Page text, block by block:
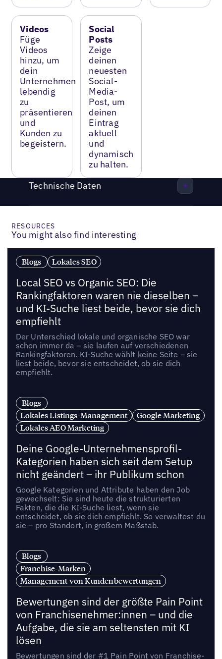
Videos
Füge
Videos
hinzu, um
dein
Unternehmen
lebendig
zu
präsentieren
und
Kunden zu
begeistern.
Social
Posts
Zeige
deinen
neuesten
Social-
Media-
Post, um
deinen
Eintrag
aktuell
und
dynamisch
zu halten.
Technische Daten
RESOURCES
You might also find interesting
Blogs Lokales SEO
Local SEO vs Organic SEO: Die
Rankingfaktoren waren nie dieselben –
und KI-Suche liest beide, bevor sie dich
empfiehlt
Der Unterschied lokale und organische SEO war
schon immer da – sie laufen auf verschiedenen
Rankingfaktoren. KI-Suche wählt keine Seite – sie
liest beide, bevor sie entscheidet, ob sie dich
empfiehlt.
Blogs
Lokales Listings-Management
Google Marketing
Lokales AEO Marketing
Deine Google-Unternehmensprofil-
Kategorien haben sich seit dem Setup
nicht geändert – ihr Publikum schon
Google Kategorien und Attribute haben den Job
gewechselt: Sie sind heute die strukturierten
Fakten, die die KI-Suche liest, wenn sie
entscheidet, ob sie dich empfiehlt. So verwaltest du
sie – pro Standort, in großem Maßstab.
Blogs
Franchise-Marken
Management von Kundenbewertungen
Bewertungen sind der größte Pain Point
von Franchisenehmer:innen – und die
Aufgabe, die sie am seltensten mit KI
lösen
Bewertungen sind der #1 Pain Point von Franchise-